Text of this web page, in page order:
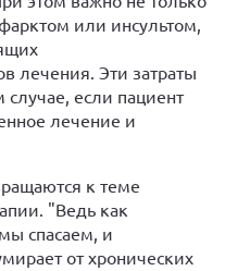
или инсультом,
лечения. Эти затраты
случае, если пациент
лечение и
к теме
"Ведь как
спасаем, и
от хронических